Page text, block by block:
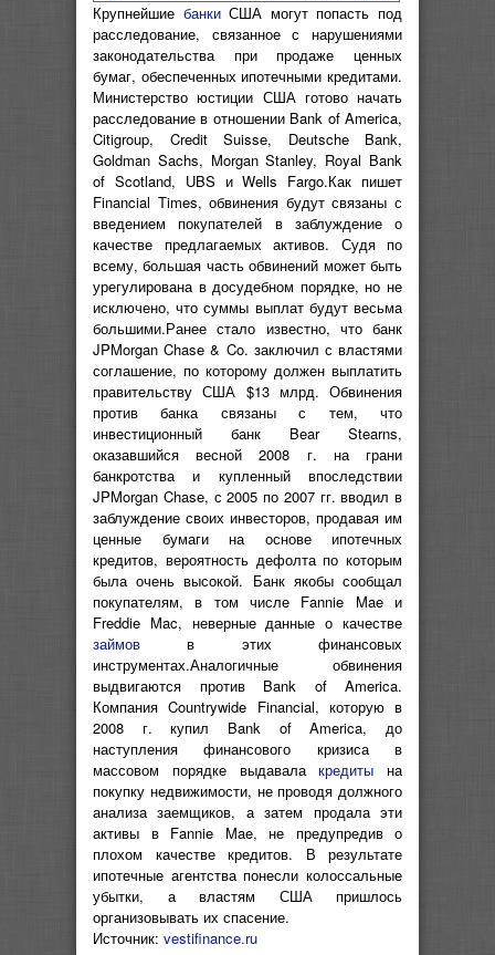
Крупнейшие банкиСША могут попасть под
расследование, связанное с нарушениями
законодательства при продаже ценных
бумаг, обеспеченных ипотечными кредитами.
Министерство юстиции США готово начать
расследование в отношении Bank of America,
Citigroup, Credit Suisse, Deutsche Bank,
Goldman Sachs, Morgan Stanley, Royal Bank
of Scotland, UBS и Wells Fargo.Как пишет
Financial Times, обвинения будут связаны с
введением покупателей в заблуждение о
качестве предлагаемых активов. Судя по
всему, большая часть обвинений может быть
урегулирована в досудебном порядке, но не
исключено, что суммы выплат будут весьма
большими.Ранее стало известно, что банк
JPMorgan Chase & Co. заключил с властями
соглашение, по которому должен выплатить
правительству США $13 млрд. Обвинения
против банка связаны с тем, что
инвестиционный банк Bear Stearns,
оказавшийся весной 2008 г. на грани
банкротства и купленный впоследствии
JPMorgan Chase, с 2005 по 2007 гг. вводил в
заблуждение своих инвесторов, продавая им
ценные бумаги на основе ипотечных
кредитов, вероятность дефолта по которым
была очень высокой. Банк якобы сообщал
покупателям, в том числе Fannie Mae и
Freddie Mac, неверные данные о качестве
займов в этих финансовых
инструментах.Аналогичные обвинения
выдвигаются против Bank of America.
Компания Countrywide Financial, которую в
2008 г. купил Bank of America, до
наступления финансового кризиса в
массовом порядке выдавалакредиты на
покупку недвижимости, не проводя должного
анализа заемщиков, а затем продала эти
активы в Fannie Mae, не предупредив о
плохом качестве кредитов. В результате
ипотечные агентства понесли колоссальные
убытки, а властям США пришлось
организовывать их спасение.
Источник: vestifinance.ru